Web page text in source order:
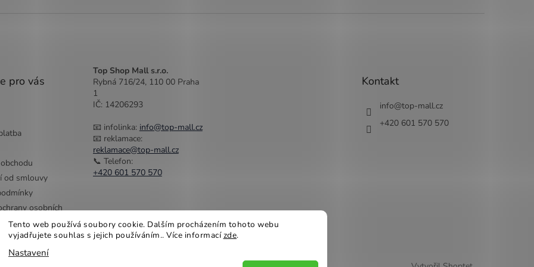
Tento web používá soubory cookie. Dalším procházením tohoto webu
vyjadřujete souhlas s jejich používáním.. Více informacízde.
Nastavení
pro vás
od smlouvy
osobních
Top Shop Mall s.r.o.
Rybná 716/24, 110 00 Praha
1
IČ: 14206293
📧 infolinka: info@top-mall.cz
📧 reklamace:
reklamace@top-mall.cz
📞 Telefon:
+420 601 570 570
Kontakt
info@top-mall.cz
+420 601 570 570